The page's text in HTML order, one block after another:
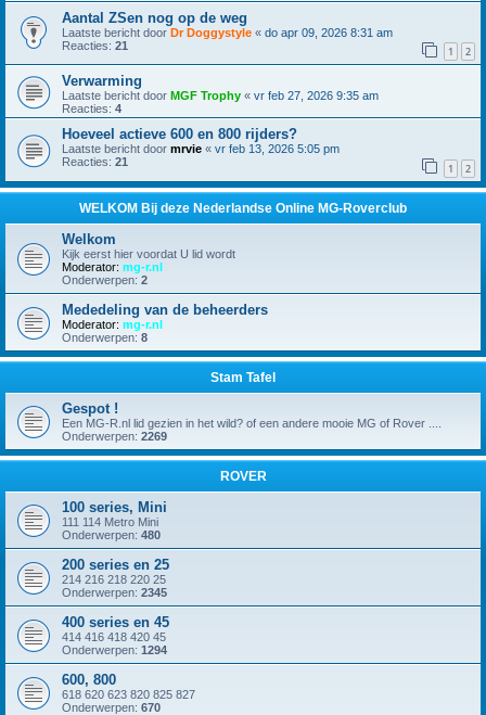
Aantal ZSen nog op de weg
Laatste bericht door Dr Doggystyle « do apr 09, 2026 8:31 am
Reacties: 21 1 2
Verwarming
Laatste bericht door MGF Trophy « vr feb 27, 2026 9:35 am
Reacties: 4
Hoeveel actieve 600 en 800 rijders?
Laatste bericht door mrvie « vr feb 13, 2026 5:05 pm
Reacties: 21 1 2
WELKOM Bij deze Nederlandse Online MG-Roverclub
Welkom
Kijk eerst hier voordat U lid wordt
Moderator: mg-r.nl
Onderwerpen: 2
Mededeling van de beheerders
Moderator: mg-r.nl
Onderwerpen: 8
Stam Tafel
Gespot !
Een MG-R.nl lid gezien in het wild? of een andere mooie MG of Rover ....
Onderwerpen: 2269
ROVER
100 series, Mini
111 114 Metro Mini
Onderwerpen: 480
200 series en 25
214 216 218 220 25
Onderwerpen: 2345
400 series en 45
414 416 418 420 45
Onderwerpen: 1294
600, 800
618 620 623 820 825 827
Onderwerpen: 670